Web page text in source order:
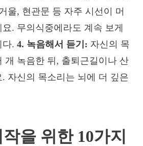
울, 현관문 등 자주 시선이 머
. 무의식중에라도 계속 보게
다. 4. 녹음해서 듣기: 자신의 목
개 녹음한 뒤, 출퇴근길이나 산
자신의 목소리는 뇌에 더 깊은
을 위한 10가지